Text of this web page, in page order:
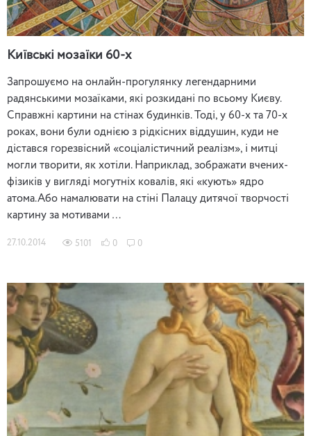
Київські мозаїки 60-х
Запрошуємо на онлайн-прогулянку легендарними
радянськими мозаїками, які розкидані по всьому Києву.
Справжні картини на стінах будинків. Тоді, у 60-х та 70-х
роках, вони були однією з рідкісних віддушин, куди не
дістався горезвісний «соціалістичний реалізм», і митці
могли творити, як хотіли. Наприклад, зображати вчених-
фізиків у вигляді могутніх ковалів, які «кують» ядро ​​
атома.Або намалювати на стіні Палацу дитячої творчості
картину за мотивами …
27.10.2014 5101 0 0